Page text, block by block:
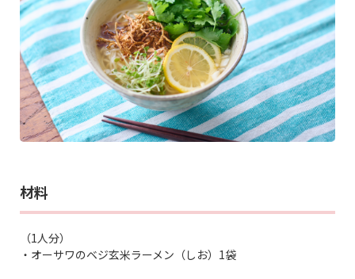
材料
（1人分）
・オーサワのベジ玄米ラーメン（しお）1袋